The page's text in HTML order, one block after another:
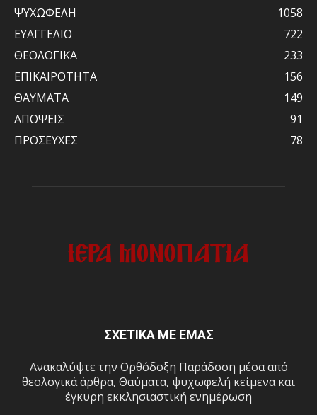
ΨΥΧΩΦΕΛΗ
1058
ΕΥΑΓΓΕΛΙΟ
722
ΘΕΟΛΟΓΙΚΑ
233
ΕΠΙΚΑΙΡΟΤΗΤΑ
156
ΘΑΥΜΑΤΑ
149
ΑΠΟΨΕΙΣ
91
ΠΡΟΣΕΥΧΕΣ
78
ΣΧΕΤΙΚΑ ΜΕ ΕΜΑΣ
Ανακαλύψτε την Ορθόδοξη Παράδοση μέσα από
θεολογικά άρθρα, Θαύματα, ψυχωφελή κείμενα και
έγκυρη εκκλησιαστική ενημέρωση